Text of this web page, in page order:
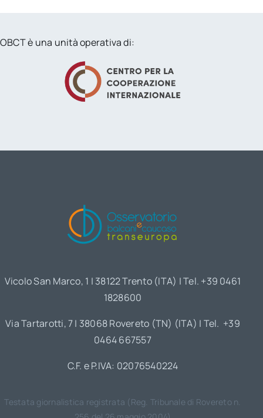
OBCT è una unità operativa di:
Vicolo San Marco, 1 | 38122 Trento (ITA) | Tel. +39 0461
1828600
Via Tartarotti, 7 | 38068 Rovereto (TN) (ITA) | Tel. +39
0464 667557
C.F. e P.IVA: 02076540224
Testata giornalistica registrata (Reg. Tribunale di Rovereto n.